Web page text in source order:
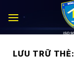
qua
LƯU TRỮ THẺ: